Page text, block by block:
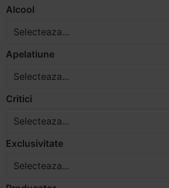
Distilate
Accesorii
Alcool
Selecteaza...
Apelatiune
Selecteaza...
Critici
Selecteaza...
Exclusivitate
Selecteaza...